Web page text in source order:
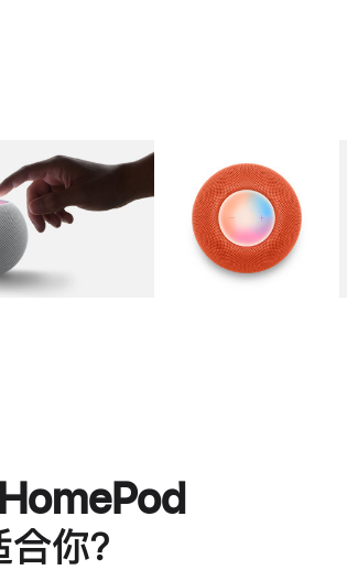
图库 图像 图库 图像
你？